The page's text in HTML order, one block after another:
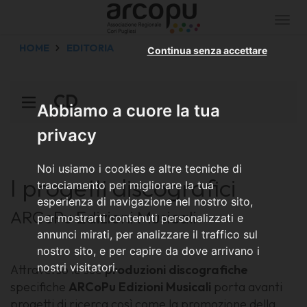
Abbiamo a cuore la tua
privacy
Noi usiamo i cookies e altre tecniche di
tracciamento per migliorare la tua
esperienza di navigazione nel nostro sito,
per mostrarti contenuti personalizzati e
annunci mirati, per analizzare il traffico sul
nostro sito, e per capire da dove arrivano i
nostri visitatori.
Continua senza accettare
HOME EDITORIA
CD
I progetti discografici
ARCoPu Edizioni Musicali
Attraverso le sueproduzioni discografiche
specifiche ARCoPu Edizioni Musicali porta avanti